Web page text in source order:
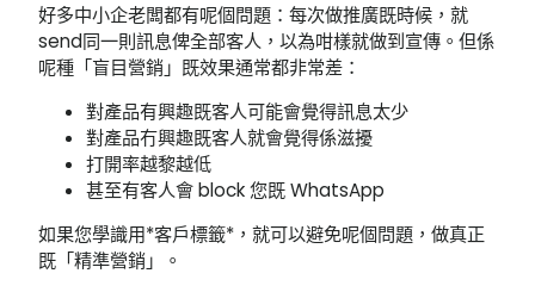
好多中小企老闆都有呢個問題：每次做推廣既時候，就
send同一則訊息俾全部客人，以為咁樣就做到宣傳。但係
呢種「盲目營銷」既效果通常都非常差：
對產品有興趣既客人可能會覺得訊息太少
對產品冇興趣既客人就會覺得係滋擾
打開率越黎越低
甚至有客人會 block 您既 WhatsApp
如果您學識用*客戶標籤*，就可以避免呢個問題，做真正
既「精準營銷」。